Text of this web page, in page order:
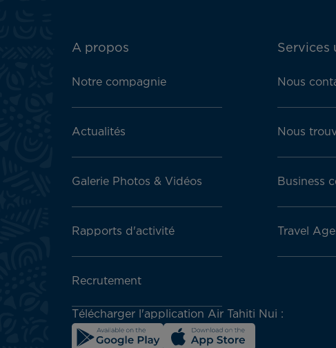
ATN:
menu
A propos
Notre compagnie
Actualités
Galerie Photos & Vidéos
Rapports d'activité
Recrutement
Services
Nous
Nous
Business
Travel
Télécharger l'application Air Tahiti Nui :